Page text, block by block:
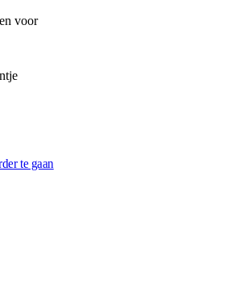
voor
te gaan